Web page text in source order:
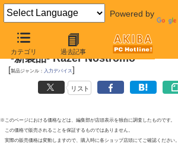
Powered by
カテゴリ 過去記事
2010年12月25日号
-新製品- Razer Nostromo
[製品ジャンル： 入力デバイス]
リスト
※このページにおける価格などは、編集部が店頭表示を独自に調査したものです。
この価格で販売されることを保証するものではありません。
実際の販売価格は変動しますので、購入時に各ショップ店頭にてご確認ください。